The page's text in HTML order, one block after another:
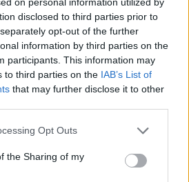
disclosed to third parties prior to
opt-out of the further
information by third parties on the
participants. This information may
to third parties on the IAB’s List of
that may further disclose it to other
Opt Outs
the Sharing of my
αυτών των ανησυχιών, η
συμφωνεί ότι για
ευρείας και υπεύθυνης
AI υπάρχει ανάγκη για
μέσω κανονισμών
συνεργασία (72%).